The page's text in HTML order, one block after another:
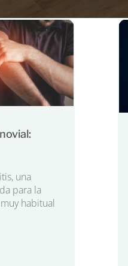
una
para la
habitual